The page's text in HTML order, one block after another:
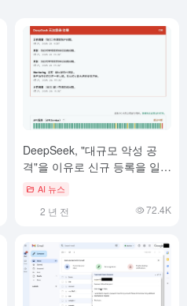
DeepSeek, "대규모 악성 공
격"을 이유로 신규 등록을 일시
적으로 제한하다
AI 뉴스
2 년 전 72.4K